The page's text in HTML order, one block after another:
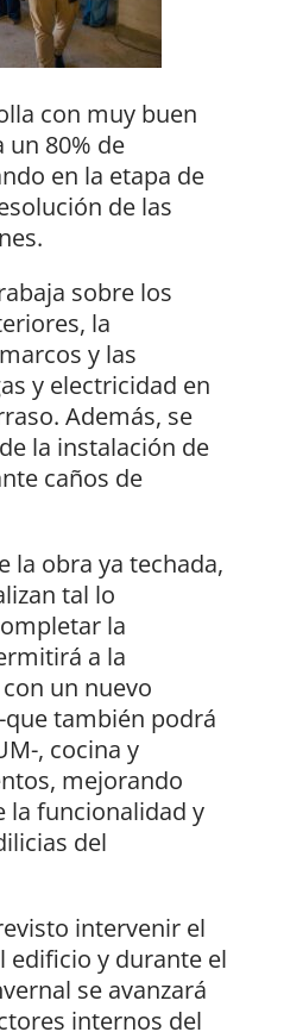
con muy buen
80% de
en la etapa de
de las
sobre los
la
y las
y electricidad en
Además, se
la instalación de
caños de
la obra ya techada,
tal lo
la
a la
un nuevo
también podrá
, cocina y
mejorando
la funcionalidad y
del
intervenir el
edificio y durante el
se avanzará
internos del